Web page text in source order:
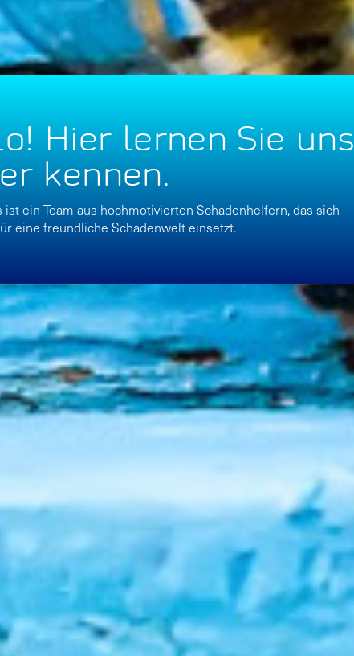
Hier lernen Sie uns
kennen.
ist ein Team aus hochmotivierten Schadenhelfern, das sich
eine freundliche Schadenwelt einsetzt.